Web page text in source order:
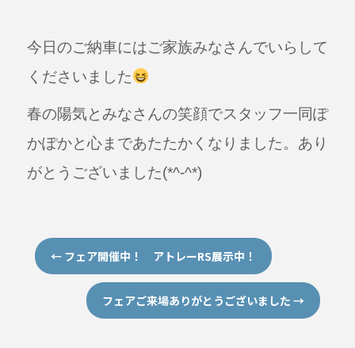
今日のご納車にはご家族みなさんでいらして
くださいました
春の陽気とみなさんの笑顔でスタッフ一同ぽ
かぽかと心まであたたかくなりました。あり
がとうございました(*^-^*)
←フェア開催中！ アトレーRS展示中！
フェアご来場ありがとうございました→